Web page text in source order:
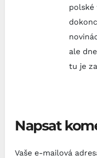
polské
ale
tu je
Napsat
Vaše e-mailová